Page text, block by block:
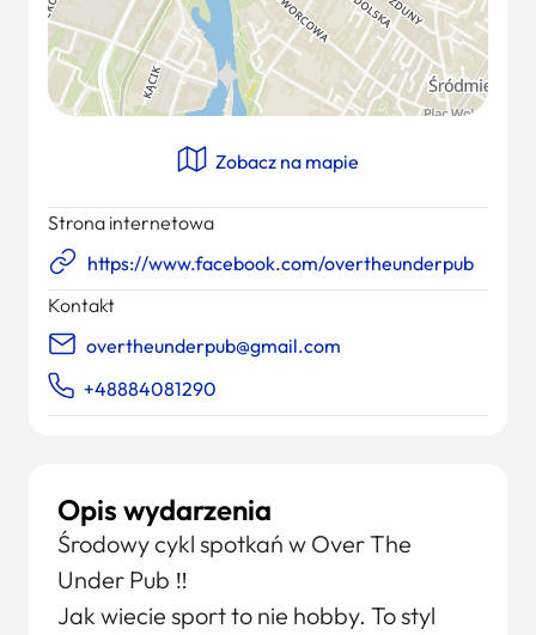
Opis wydarzenia
Środowy cykl spotkań w Over The
Under Pub ‼
Jak wiecie sport to nie hobby. To styl
Zobacz na mapie
Strona internetowa
https://www.facebook.com/overtheunderpub
Kontakt
overtheunderpub@gmail.com
+48884081290